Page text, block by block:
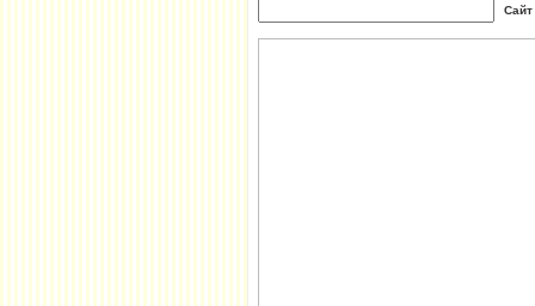
Сайт